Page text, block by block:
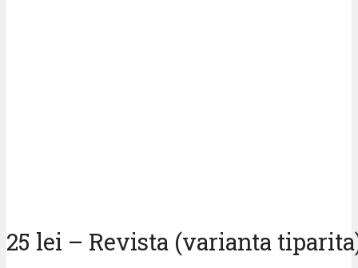
25 lei – Revista (varianta